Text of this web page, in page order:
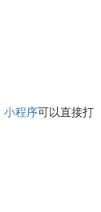
小程序可以直接打